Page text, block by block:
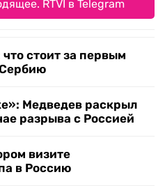
RTVI в Telegram
стоит за первым
Сербию
Медведев раскрыл
разрыва с Россией
визите
в Россию